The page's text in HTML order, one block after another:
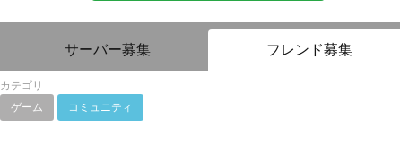
サーバー募集 フレンド募集
カテゴリ
ゲーム
コミュニティ